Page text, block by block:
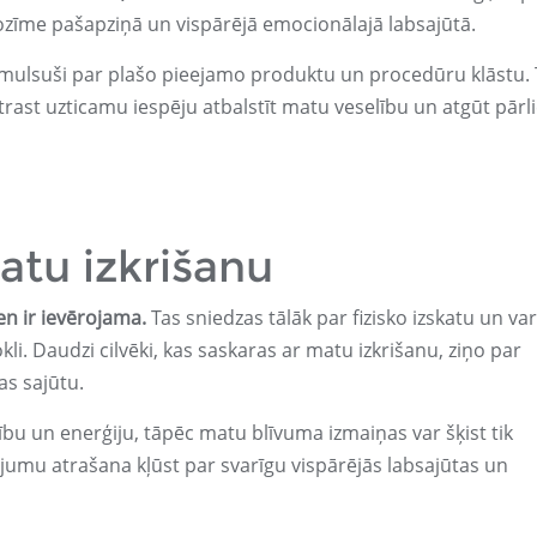
pašapziņā un vispārējā emocionālajā labsajūtā.
par plašo pieejamo produktu un procedūru klāstu.
uzticamu iespēju atbalstīt matu veselību un atgūt
izkrišanu
ir ievērojama.Tas sniedzas tālāk par fizisko izskatu un var
Daudzi cilvēki, kas saskaras ar matu izkrišanu, ziņo par
sajūtu.
un enerģiju, tāpēc matu blīvuma izmaiņas var šķist tik
atrašana kļūst par svarīgu vispārējās labsajūtas un